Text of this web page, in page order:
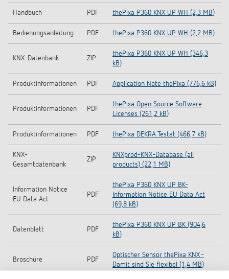
Handbuch PDF thePixa P360 KNX UP WH (2,3 MB)
Bedienungsanleitung PDF thePixa P360 KNX UP WH (2,2 MB)
KNX-Datenbank ZIP
thePixa P360 KNX UP WH (346,3
kB)
Produktinformationen PDF Application Note thePixa (776,6 kB)
Produktinformationen PDF
thePixa Open Source Software
Licenses (261,2 kB)
Produktinformationen PDF thePixa DEKRA Testat (466,7 kB)
KNX-
Gesamtdatenbank
ZIP
KNXprod-KNX-Database (all
products) (22,1 MB)
Information Notice
EU Data Act
PDF
thePixa P360 KNX UP BK-
Information Notice EU Data Act
(69,8 kB)
Datenblatt PDF
thePixa P360 KNX UP BK (904,6
kB)
Broschüre PDF
Optischer Sensor thePixa KNX -
Damit sind Sie flexibel (1,4 MB)